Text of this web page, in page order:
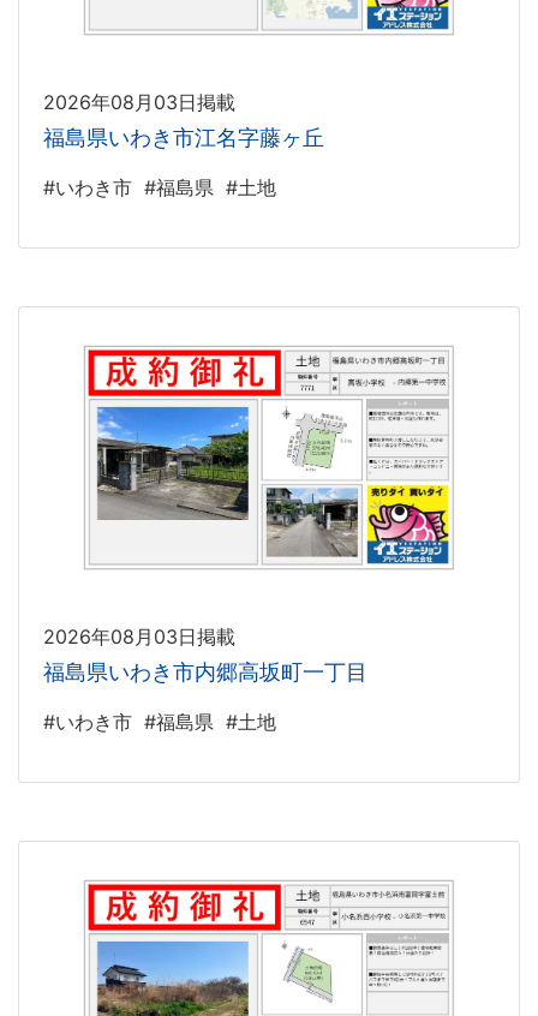
2026年08月03日掲載
福島県いわき市江名字藤ヶ丘
#いわき市 #福島県 #土地
2026年08月03日掲載
福島県いわき市内郷高坂町一丁目
#いわき市 #福島県 #土地